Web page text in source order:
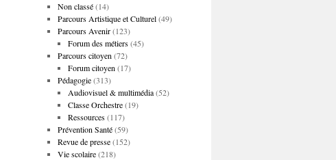
Non classé(14)
Parcours Artistique et Culturel(49)
Parcours Avenir(123)
Forum des métiers(45)
Parcours citoyen (72)
Forum citoyen (17)
Pédagogie(313)
Audiovisuel & multimédia(52)
Classe Orchestre(19)
Ressources(117)
Prévention Santé(59)
Revue de presse(152)
Vie scolaire(218)